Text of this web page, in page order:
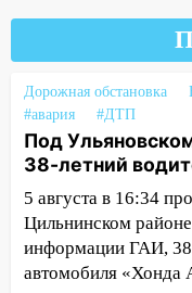
садах 79-
10:26 На
временно
10:14 В
отправили в
09:52 Ночью
соседними
областью
Дорожная обстановка
#авария
#ДТП
Под
38-летний
5 августа в 16:34
Цильнинском
информации ГАИ,
автомобиля «Хонда